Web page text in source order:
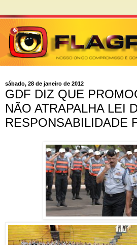
sábado, 28 de janeiro de 2012
GDF DIZ QUE
NÃO ATRAPALHA LEI
RESPONSABILIDADE